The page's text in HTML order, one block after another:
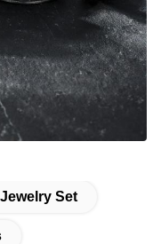
Set